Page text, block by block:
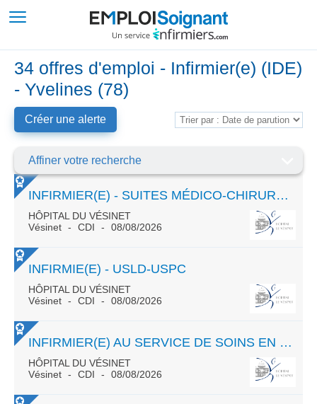
34 offres d'emploi - Infirmier(e) (IDE)
- Yvelines (78)
Créer une alerte
Affiner votre recherche
INFIRMIER(E) - SUITES MÉDICO-CHIRURGICALES ET CANCÉROLOGIQUES
HÔPITAL DU VÉSINET
Vésinet
CDI 08/08/2026
INFIRMIE(E) - USLD-USPC
HÔPITAL DU VÉSINET
Vésinet
CDI 08/08/2026
INFIRMIER(E) AU SERVICE DE SOINS EN PÉRINATALITÉ (SPN)
HÔPITAL DU VÉSINET
Vésinet
CDI 08/08/2026